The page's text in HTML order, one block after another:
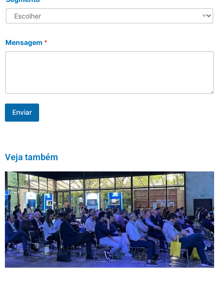
Mensagem *
Enviar
Veja também